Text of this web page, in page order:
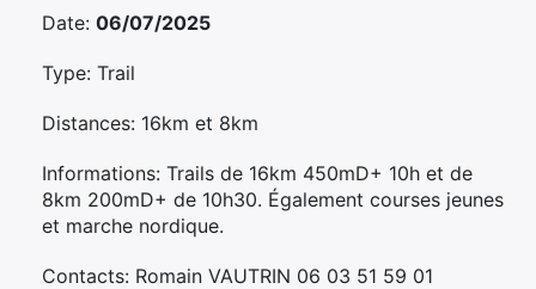
Date: 06/07/2025
Type: Trail
Distances: 16km et 8km
Informations: Trails de 16km 450mD+ 10h et de
8km 200mD+ de 10h30. Également courses jeunes
et marche nordique.
Contacts: Romain VAUTRIN 06 03 51 59 01